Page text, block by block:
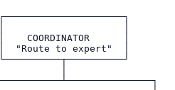
│
COORDINATOR      │
"Route to expert"  │